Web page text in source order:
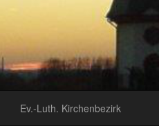
Ev.-Luth. Kirchenbezirk